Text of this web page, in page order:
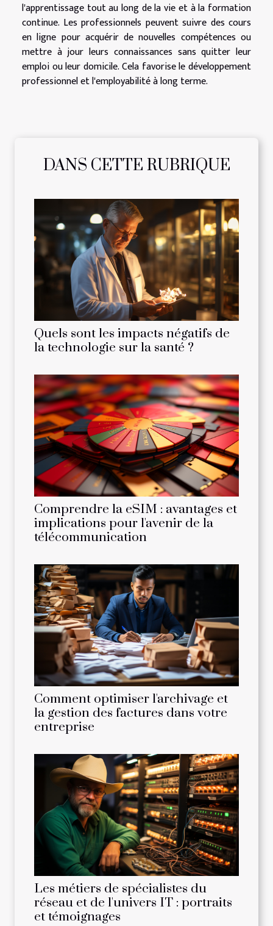
l'apprentissage tout au long de la vie et à la formation
continue. Les professionnels peuvent suivre des cours
en ligne pour acquérir de nouvelles compétences ou
mettre à jour leurs connaissances sans quitter leur
emploi ou leur domicile. Cela favorise le développement
professionnel et l'employabilité à long terme.
DANS CETTE RUBRIQUE
Quels sont les impacts négatifs de
la technologie sur la santé ?
Comprendre la eSIM : avantages et
implications pour l'avenir de la
télécommunication
Comment optimiser l'archivage et
la gestion des factures dans votre
entreprise
Les métiers de spécialistes du
réseau et de l'univers IT : portraits
et témoignages